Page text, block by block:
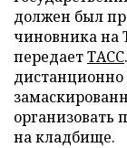
должен был
чиновника на
передаетТАСС
организовать
на кладбище.